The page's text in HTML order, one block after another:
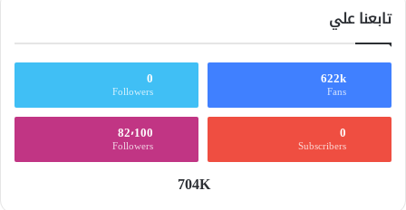
تابعنا علي
622k
Fans
0
Followers
0
Subscribers
82٬100
Followers
704K